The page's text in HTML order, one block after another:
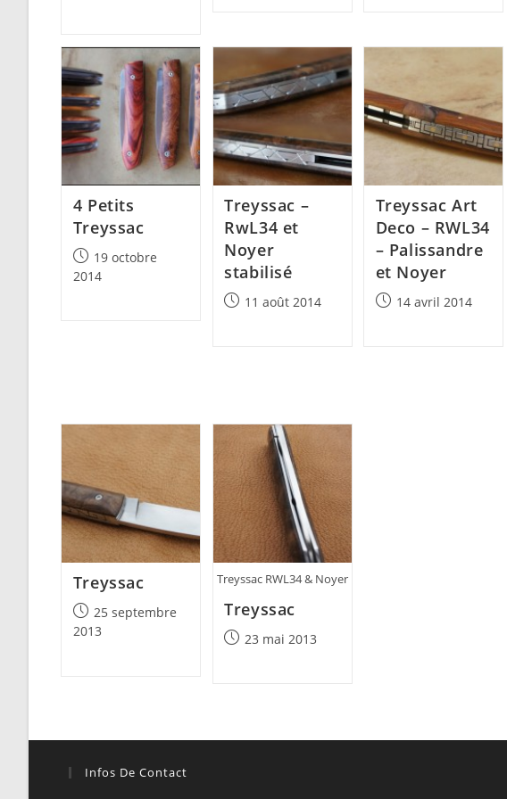
4 Petits
Treyssac
Post
published:
19 octobre
2014
Treyssac –
RwL34 et
Noyer
stabilisé
Post11 août 2014
Treyssac Art
Deco – RWL34
– Palissandre
et Noyer
Post14 avril 2014
Treyssac
Post
published:
25 septembre
2013
Treyssac RWL34 & Noyer
Treyssac
Post23 mai 2013
Infos De Contact